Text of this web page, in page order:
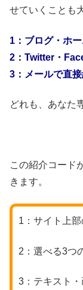
せていくことも
1：ブログ・ホ
2：Twitter・
3：メールで直
どれも、あなた
この紹介コード
きます。
1：サイト上部
2：選べる3つ
3：テキスト